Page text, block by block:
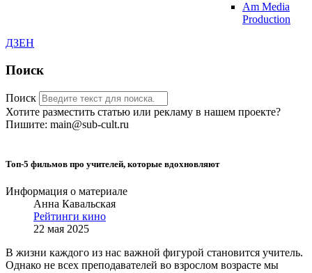
Am Media
Production
ДЗЕН
Поиск
Поиск
Хотите разместить статью или рекламу в нашем проекте?
Пишите: main@sub-cult.ru
Топ-5 фильмов про учителей, которые вдохновляют
Информация о материале
Анна Кавальская
Рейтинги кино
22 мая 2025
В жизни каждого из нас важной фигурой становится учитель.
Однако не всех преподавателей во взрослом возрасте мы